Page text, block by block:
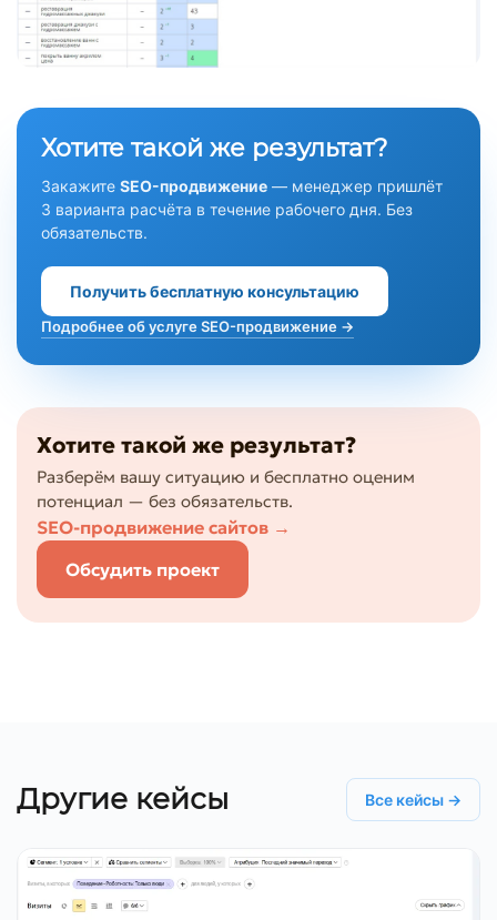
Хотите такой же результат?
Закажите SEO-продвижение — менеджер пришлёт
3 варианта расчёта в течение рабочего дня. Без
обязательств.
Получить бесплатную консультацию
Подробнее об услуге SEO-продвижение →
Хотите такой же результат?
Разберём вашу ситуацию и бесплатно оценим
потенциал — без обязательств.
SEO-продвижение сайтов →
Обсудить проект
Другие кейсы Все кейсы →